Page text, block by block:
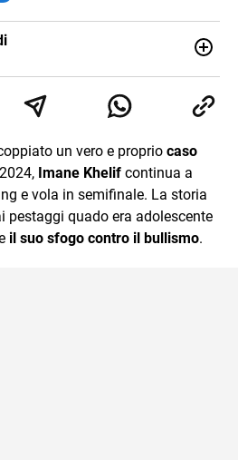
per la scrittura in un lavoro, e
fermata. L’attualità è il mio pane
un vero e proprio caso
Imane Khelif continua a
e vola in semifinale. La storia
pestaggi quado era adolescente
il suo sfogo contro il bullismo.